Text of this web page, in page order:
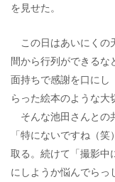
を見せた。
この日はあいにくの
間から行列ができるな
面持ちで感謝を口にし
らった絵本のような大
そんな池田さんとの
「特にないですね（
取る。続けて「撮影中
にしようか悩んでらっ